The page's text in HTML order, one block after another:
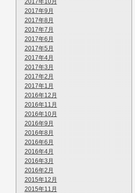
2017年10月
2017年9月
2017年8月
2017年7月
2017年6月
2017年5月
2017年4月
2017年3月
2017年2月
2017年1月
2016年12月
2016年11月
2016年10月
2016年9月
2016年8月
2016年6月
2016年4月
2016年3月
2016年2月
2015年12月
2015年11月